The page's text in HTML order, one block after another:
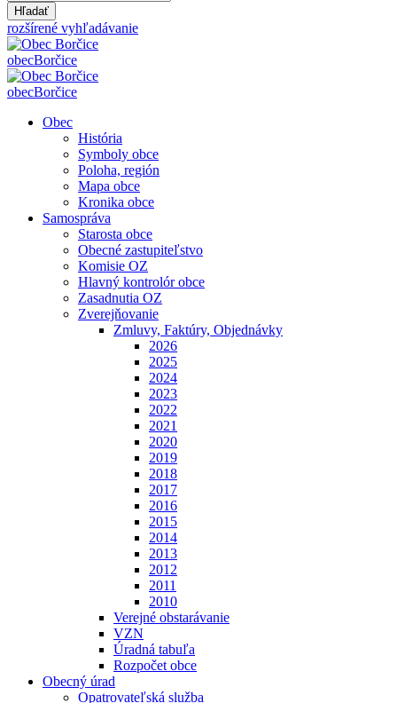
Hľadať
rozšírené vyhľadávanie
obecBorčice
obecBorčice
Obec
História
Symboly obce
Poloha, región
Mapa obce
Kronika obce
Samospráva
Starosta obce
Obecné zastupiteľstvo
Komisie OZ
Hlavný kontrolór obce
Zasadnutia OZ
Zverejňovanie
Zmluvy, Faktúry, Objednávky
2026
2025
2024
2023
2022
2021
2020
2019
2018
2017
2016
2015
2014
2013
2012
2011
2010
Verejné obstarávanie
VZN
Úradná tabuľa
Rozpočet obce
Obecný úrad
Opatrovateľská služba